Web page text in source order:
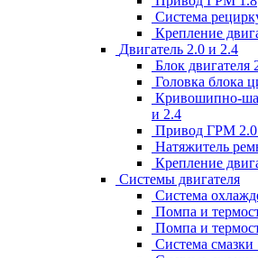
Система
Крепление
Двигатель 2.0 и 2.4
Блок двигателя
Головка блока
Кривошипно-
и 2.4
Привод ГРМ 2.0
Натяжитель
Крепление
Системы двигателя
Система
Помпа и
Помпа и
Система смазки